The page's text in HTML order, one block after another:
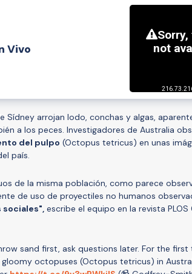
Vivo
Sídney arrojan lodo, conchas y algas,
a los peces. Investigadores de Australia
del pulpo (Octopus tetricus) en unas
país.
de la misma población, como parece
de uso de proyectiles no humanos
sociales", escribe el equipo en la revista PLOS
sand first, ask questions later. For the first
octopuses (Octopus tetricus) in